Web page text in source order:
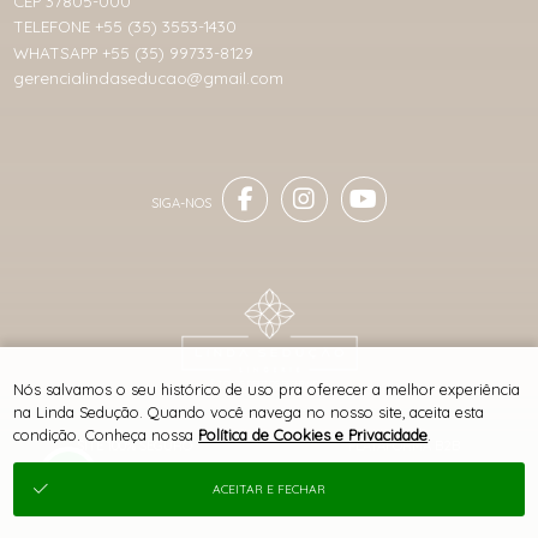
SITE 100% SEGURO PLATAFORMA B2B
TELEFONE +55 (35) 3553-1430
WHATSAPP +55 (35) 99733-8129
gerencialindaseducao@gmail.com
® TODOS DIREITOS RESERVADOS
Nós salvamos o seu histórico de uso pra oferecer a melhor experiência
na Linda Sedução. Quando você navega no nosso site, aceita esta
condição. Conheça nossa Política de Cookies e Privacidade
ACEITAR E FECHAR